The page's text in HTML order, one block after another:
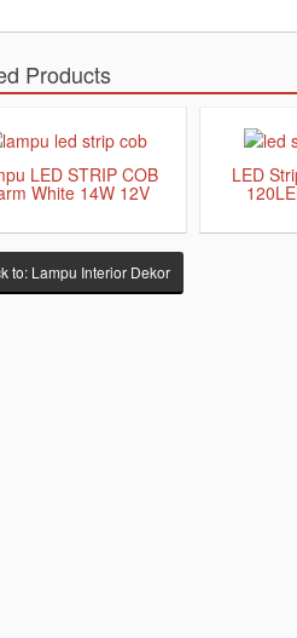
Products
LED STRIP COB
White 14W 12V
LED
to: Lampu Interior Dekor